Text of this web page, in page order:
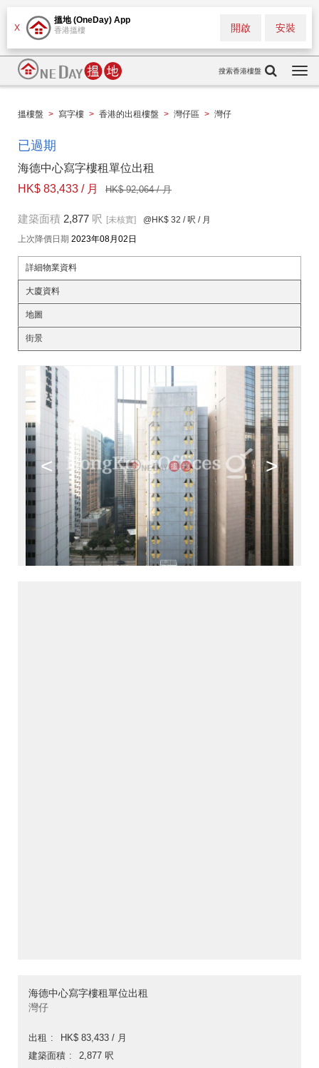
X
搵地 (OneDay) App
香港搵樓 安裝
開啟
搜索香港樓盤
搵樓盤 > 寫字樓 > 香港的出租樓盤 > 灣仔區 > 灣仔
已過期
海德中心寫字樓租單位出租
HK$ 83,433 / 月
HK$ 92,064 / 月
建築面積 2,877 呎 [未核實] @HK$ 32 / 呎 / 月
上次降價日期 2023年08月02日
詳細物業資料
大廈資料
地圖
街景
< >
海德中心寫字樓租單位出租
灣仔
出租
HK$ 83,433 / 月
建築面積
2,877 呎